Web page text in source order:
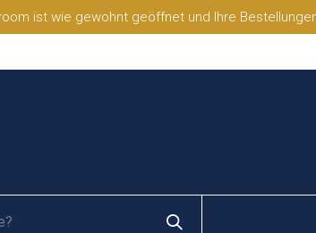
ist wie gewohnt geöffnet und Ihre